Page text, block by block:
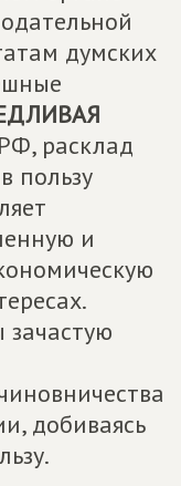
думских
расклад
пользу
и
зачастую
добиваясь